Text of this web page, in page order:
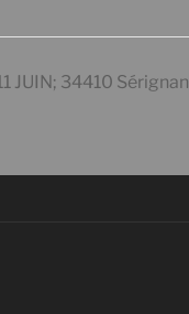
JUIN; 34410 Sérignan